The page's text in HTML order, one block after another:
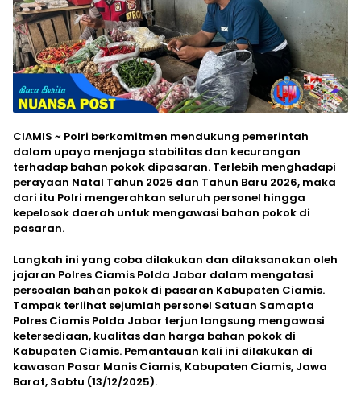
CIAMIS ~ Polri berkomitmen mendukung pemerintah
dalam upaya menjaga stabilitas dan kecurangan
terhadap bahan pokok dipasaran. Terlebih menghadapi
perayaan Natal Tahun 2025 dan Tahun Baru 2026, maka
dari itu Polri mengerahkan seluruh personel hingga
kepelosok daerah untuk mengawasi bahan pokok di
pasaran.
Langkah ini yang coba dilakukan dan dilaksanakan oleh
jajaran Polres Ciamis Polda Jabar dalam mengatasi
persoalan bahan pokok di pasaran Kabupaten Ciamis.
Tampak terlihat sejumlah personel Satuan Samapta
Polres Ciamis Polda Jabar terjun langsung mengawasi
ketersediaan, kualitas dan harga bahan pokok di
Kabupaten Ciamis. Pemantauan kali ini dilakukan di
kawasan Pasar Manis Ciamis, Kabupaten Ciamis, Jawa
Barat, Sabtu (13/12/2025).